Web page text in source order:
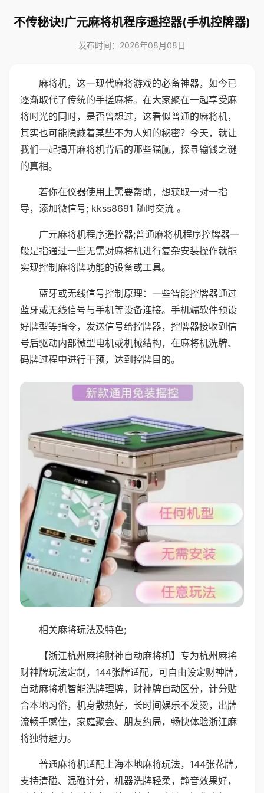
不传秘诀!广元麻将机程序遥控器(手机控牌器)
发布时间：2026年08月08日
麻将机，这一现代麻将游戏的必备神器，如今已
逐渐取代了传统的手搓麻将。在大家聚在一起享受麻
将时光的同时，是否曾想过，这看似普通的麻将机，
其实也可能隐藏着某些不为人知的秘密？今天，就让
我们一起揭开麻将机背后的那些猫腻，探寻输钱之谜
的真相。
若你在仪器使用上需要帮助，想获取一对一指
导，添加微信号; kkss8691 随时交流 。
广元麻将机程序遥控器;普通麻将机程序控牌器一
般是指通过一些无需对麻将机进行复杂安装操作就能
实现控制麻将牌功能的设备或工具。
蓝牙或无线信号控制原理：一些智能控牌器通过
蓝牙或无线信号与手机等设备连接。手机端软件预设
好牌型等指令，发送信号给控牌器，控牌器接收到信
号后驱动内部微型电机或机械结构，在麻将机洗牌、
码牌过程中进行干预，达到控牌目的。
相关麻将玩法及特色;
【浙江杭州麻将财神自动麻将机】专为杭州麻将
财神牌玩法定制，144张牌适配，可自由设定财神牌，
自动麻将机智能洗牌理牌，财神牌自动区分，计分贴
合本地习俗，机身散热好，长时间娱乐不发烫，出牌
流畅手感佳，家庭聚会、朋友约局，畅快体验浙江麻
将独特魅力。
普通麻将机适配上海本地麻将玩法，144张花牌，
支持清碰、混碰计分，机器洗牌轻柔，静音效果好，